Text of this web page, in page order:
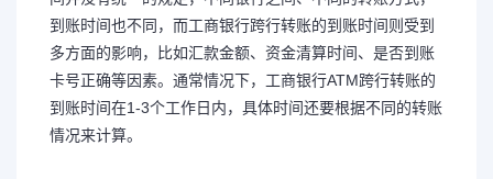
到账时间也不同，而工商银行跨行转账的到账时间则受到
多方面的影响，比如汇款金额、资金清算时间、是否到账
卡号正确等因素。通常情况下，工商银行ATM跨行转账的
到账时间在1-3个工作日内，具体时间还要根据不同的转账
情况来计算。